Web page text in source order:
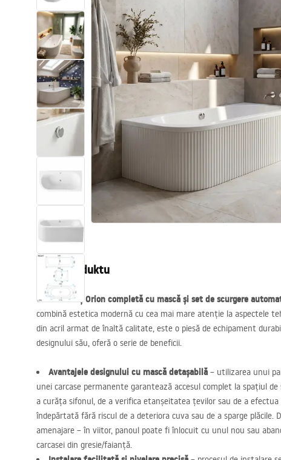
Sprchové žľaby
Sanitárna keramika
Umývadlá
Vaňa so zástenou
Batérie
Kuchyňa
Popis produktu
Cada de colț Orion completă cu mască și set de scurgere
combină estetica modernă cu cea mai mare atenție la aspectele
din acril armat de înaltă calitate, este o piesă de echipament
designului său, oferă o serie de beneficii.
Avantajele designului cu mască detașabilă – utilizarea unui
unei carcase permanente garantează accesul complet la spațiul
a curăța sifonul, de a verifica etanșeitatea țevilor sau de a efectua
îndepărtată fără riscul de a deteriora cuva sau de a sparge plăcile.
amenajare – în viitor, panoul poate fi înlocuit cu unul nou sau
carcasei din gresie/faianță.